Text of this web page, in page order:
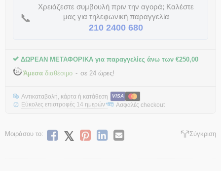
📞
Χρειάζεστε συμβουλή πριν την αγορά; Καλέστε
μας για τηλεφωνική παραγγελία
210 2400 680
ΔΩΡΕΑΝ ΜΕΤΑΦΟΡΙΚΑ για παραγγελίες άνω των €250,00
Άμεσα διαθέσιμο σε 24 ώρες!
Αντικαταβολή, κάρτα ή κατάθεση VISA
Εύκολες επιστροφές 14 ημερών* Ασφαλές checkout
Μοιράσου το: Σύγκριση